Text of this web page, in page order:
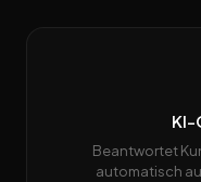
KI-
Beantwortet
automatisch